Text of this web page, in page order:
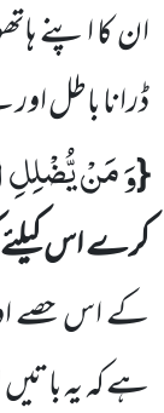
ان کا اپنے
ڈرانا باطل
{وَ مَنْ یُّضْلِلِ
کرے اس
کے اس حصے
ہے کہ یہ باتیں